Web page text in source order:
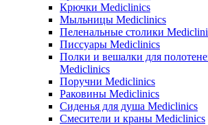
Крючки Mediclinics
Мыльницы Mediclinics
Пеленальные столики
Писсуары Mediclinics
Полки и вешалки для
Mediclinics
Поручни Mediclinics
Раковины Mediclinics
Сиденья для душа Mediclinics
Смесители и краны Mediclinics